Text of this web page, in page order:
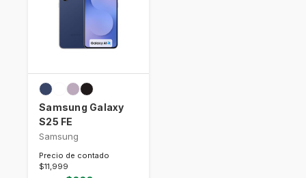
Samsung Galaxy
S25 FE
Samsung
Precio de contado
$11,999